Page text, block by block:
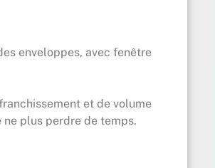
enveloppes, avec fenêtre
et de volume
plus perdre de temps.